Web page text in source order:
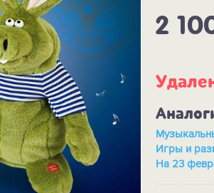
2
Игры и
На 23